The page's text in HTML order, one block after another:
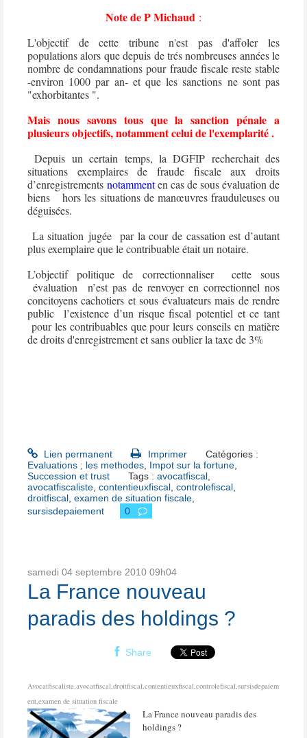
Note de P Michaud :
L'objectif de cette tribune n'est pas d'affoler les
populations alors que depuis de trés nombreuses années le
nombre de condamnations pour fraude fiscale reste stable
-environ 1000 par an- et que les sanctions ne sont pas
"exhorbitantes ".
Mais nous savons tous que la sanction pénale a
plusieurs objectifs, notamment celui de l'exemplarité .
Depuis un certain temps, la DGFIP recherchait des
situations exemplaires de fraude fiscale aux droits
d’enregistrements notammenten cas de sous évaluation de
biens hors les situations de manœuvres frauduleuses ou
déguisées.
La situation jugée par la cour de cassation est d’autant
plus exemplaire que le contribuable était un notaire.
L’objectif politique de correctionnaliser cette sous
évaluation n’est pas de renvoyer en correctionnel nos
concitoyens cachotiers et sous évaluateurs mais de rendre
public
l’existence d’un risque fiscal potentiel et ce tant
pour les contribuables que pour leurs conseils en matière
de droits d'enregistrement et sans oublier la taxe de 3%
Lien permanent Imprimer
Catégories :
Evaluations ; les methodes, Impot sur la fortune,
Succession et trust
Tags :avocatfiscal,
avocatfiscaliste, contentieuxfiscal, controlefiscal,
droitfiscal, examen de situation fiscale,
sursisdepaiement
0
samedi 04 septembre 2010 09h04
La France nouveau
paradis des holdings ?
Share
Avocatfiscaliste,avocatfiscal,droitfiscal,contentieuxfiscal,controlefiscal,sursisdepaiem
ent,examen de situation fiscale
La France nouveau paradis des
holdings ?